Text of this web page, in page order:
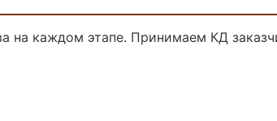
на каждом этапе. Принимаем КД